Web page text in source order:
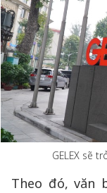
GELEX sẽ
Theo đó, văn